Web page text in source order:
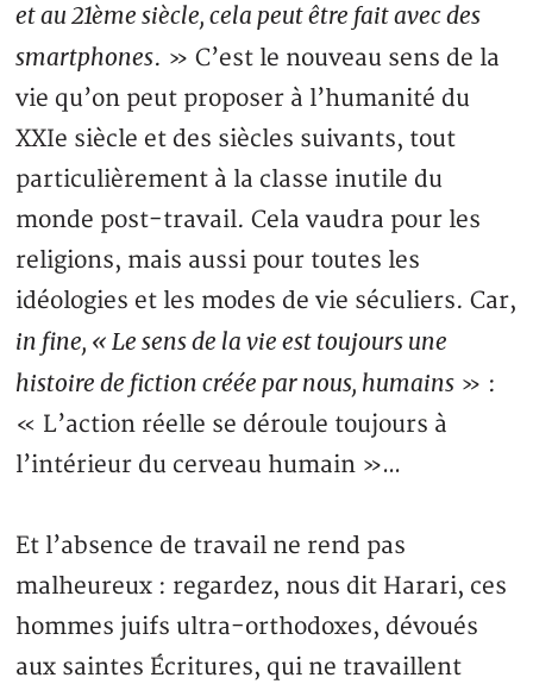
et au 21ème siècle, cela peut être fait avec des
smartphones. » C’est le nouveau sens de la
vie qu’on peut proposer à l’humanité du
XXIe siècle et des siècles suivants, tout
particulièrement à la classe inutile du
monde post-travail. Cela vaudra pour les
religions, mais aussi pour toutes les
idéologies et les modes de vie séculiers. Car,
in fine, « Le sens de la vie est toujours une
histoire de fiction créée par nous, humains » :
« L’action réelle se déroule toujours à
l’intérieur du cerveau humain »…
Et l’absence de travail ne rend pas
malheureux : regardez, nous dit Harari, ces
hommes juifs ultra-orthodoxes, dévoués
aux saintes Écritures, qui ne travaillent